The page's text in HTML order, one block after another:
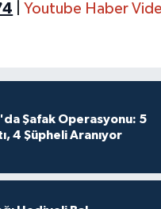
Youtube Haber
Şafak Operasyonu: 5
4 Şüpheli Aranıyor